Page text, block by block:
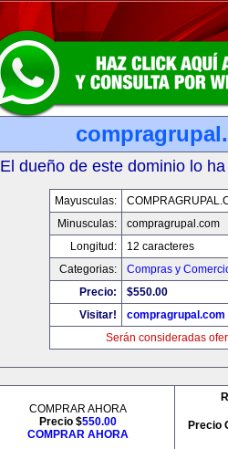
El dueño de este dominio lo
Mayusculas:
Minusculas:
compragrupal.com
Longitud:
12 caracteres
Categorias:
Compras y
Precio:
$550.00
Visitar!
compragrupal.com
Serán consideradas
COMPRAR AHORA
Precio $550.00
COMPRAR AHORA
Precio